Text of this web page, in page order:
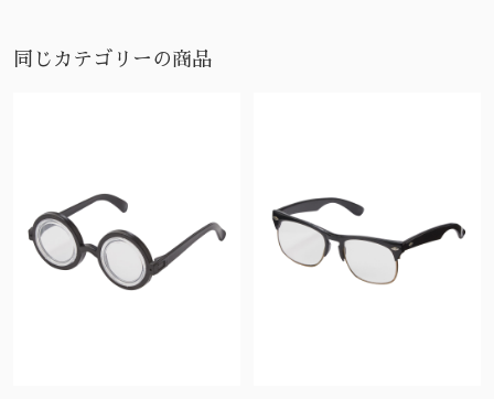
同じカテゴリーの商品